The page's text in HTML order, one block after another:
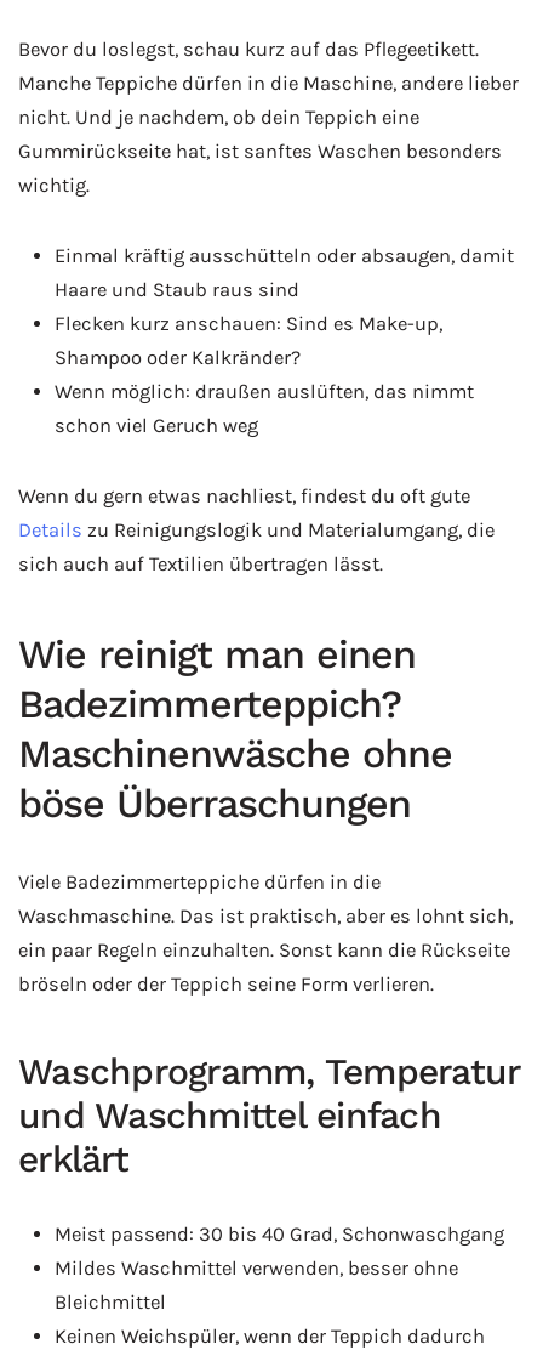
Bevor du loslegst, schau kurz auf das Pflegeetikett.
Manche Teppiche dürfen in die Maschine, andere lieber
nicht. Und je nachdem, ob dein Teppich eine
Gummirückseite hat, ist sanftes Waschen besonders
wichtig.
Einmal kräftig ausschütteln oder absaugen, damit
Haare und Staub raus sind
Flecken kurz anschauen: Sind es Make-up,
Shampoo oder Kalkränder?
Wenn möglich: draußen auslüften, das nimmt
schon viel Geruch weg
Wenn du gern etwas nachliest, findest du oft gute
Details zu Reinigungslogik und Materialumgang, die
sich auch auf Textilien übertragen lässt.
Wie reinigt man einen
Badezimmerteppich?
Maschinenwäsche ohne
böse Überraschungen
Viele Badezimmerteppiche dürfen in die
Waschmaschine. Das ist praktisch, aber es lohnt sich,
ein paar Regeln einzuhalten. Sonst kann die Rückseite
bröseln oder der Teppich seine Form verlieren.
Waschprogramm, Temperatur
und Waschmittel einfach
erklärt
Meist passend: 30 bis 40 Grad, Schonwaschgang
Mildes Waschmittel verwenden, besser ohne
Bleichmittel
Keinen Weichspüler, wenn der Teppich dadurch